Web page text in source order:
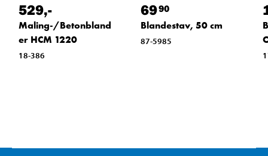
529,-
Maling-/Betonbland
er HCM 1220
18-386
6990
Blandestav, 50 cm
87-5985